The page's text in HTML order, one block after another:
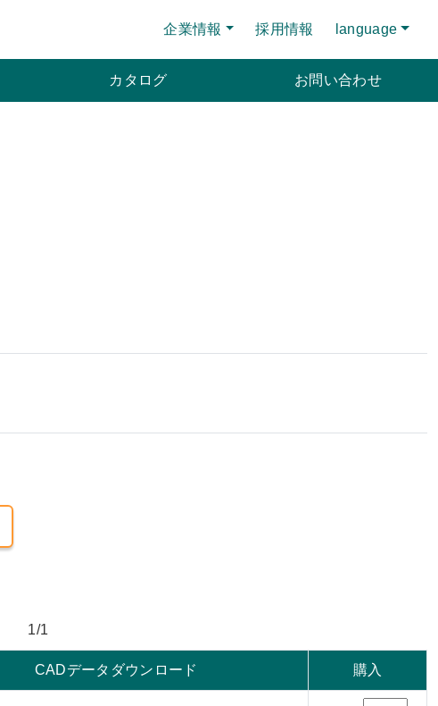
企業情報 採用情報 language
カタログ お問い合わせ
1/1
CADデータダウンロード 購入